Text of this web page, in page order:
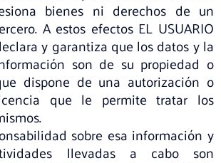
bienes ni derechos de un
A estos efectos EL USUARIO
y garantiza que los datos y la
son de su propiedad o
dispone de una autorización o
que le permite tratar los
sobre esa información y
llevadas a cabo son